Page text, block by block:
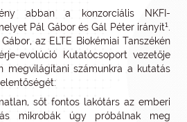
abban a konzorciális NKFI-
Pál Gábor és Gál Péter irányít1
az ELTE Biokémiai Tanszékén
evolúció Kutatócsoport vezetője
megvilágítani számunkra a kutatás
sőt fontos lakótárs az emberi
mikrobák úgy próbálnak meg